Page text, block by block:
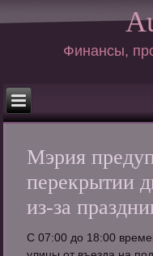
Финансы,
Мэрия
перекрытии
из-за
С 07:00 до 18:00